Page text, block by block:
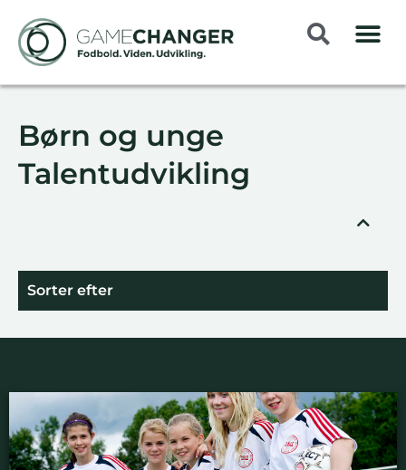
Børn og unge
Talentudvikling
Sorter efter